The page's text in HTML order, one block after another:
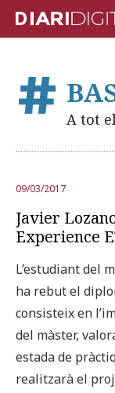
RECERCA
VIDA AL CAMPUS
COMUNITAT URV
Més categories
A tot
09/03/2017
Javier
Experience
L’estudiant del
ha rebut el
consisteix en
del màster,
estada de
realitzarà el